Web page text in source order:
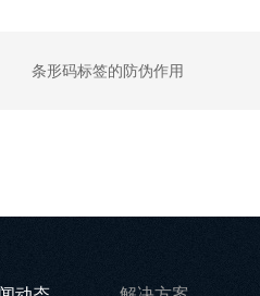
条形码标签的防伪作用